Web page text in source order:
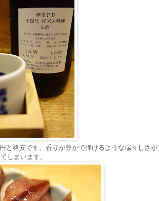
と格安です。香りが豊かで弾けるような瑞々しさが
しまいます。